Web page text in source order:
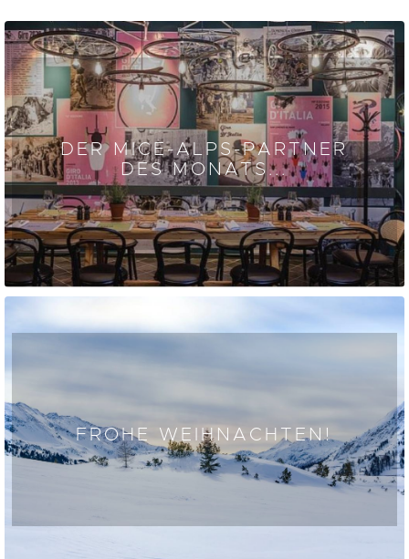
DER MICE-ALPS-PARTNER
DES MONATS...
FROHE WEIHNACHTEN!